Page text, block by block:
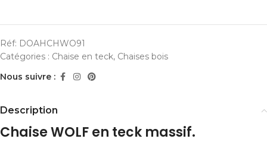
Réf: DOAHCHWO91
Catégories : Chaise en teck, Chaises bois
Nous suivre :
Description
Chaise WOLF en teck massif.